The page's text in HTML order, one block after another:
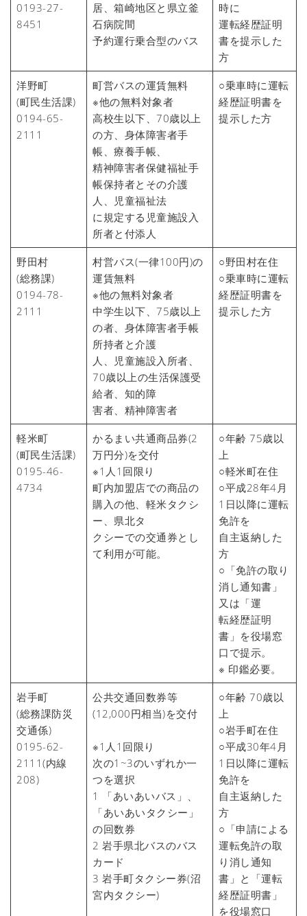
0193-27-
8451
居、箱崎地区と県立釜
石病院間
予約運行乗合型のバス
時に
運転経歴証明
書を提示した
方
洋野町
(町民生活課)
0194-65-
2111
町営バスの運賃無料
※他の無料対象者
高校生以下、70歳以上
の方、身体障害者手
帳、療養手帳、
精神障害者保健福祉手
帳保持者とその介護
人、児童福祉法
に規定する児童施設入
所者と付添人
○乗車時に運転
経歴証明書を
提示した方
野田村
(総務課)
0194-78-
2111
村営バス(一律100円)の
運賃無料
※他の無料対象者
中学生以下、75歳以上
の者、身体障害者手帳
所持者と介護
人、児童施設入所者、
70歳以上の生活保護受
給者、知的障
害者、精神障害者
○野田村在住
○乗車時に運転
経歴証明書を
提示した方
軽米町
(町民生活課)
0195-46-
4734
かるまい共通商品券(2
万円分)を交付
※1人1回限り
町内加盟店での商品の
購入の他、軽米タクシ
ー、県北タ
クシーでの交通券とし
て利用が可能。
○年齢 75歳以
上
○軽米町在住
○平成28年4月
1日以降に運転
免許を
自主返納した
方
○「免許の取り
消し通知書」
又は「運
転経歴証明
書」を役場窓
口で提示。
※ 印鑑必要。
岩手町
(総務課防災
交通係)
0195-62-
2111(内線
208)
公共交通回数券等
(12,000円相当)を交付
※1人1回限り
次の1~3のいずれか一
つを選択
1 「あいあいバス」、
「あいあいタクシー」
の回数券
2 岩手県北バスのバス
カード
3 岩手町タクシー券(沼
宮内タクシー)
○年齢 70歳以
上
○岩手町在住
○平成30年4月
1日以降に運転
免許を
自主返納した
方
○「申請による
運転免許の取
り消し通知
書」と「運転
経歴証明書」
を役場窓口